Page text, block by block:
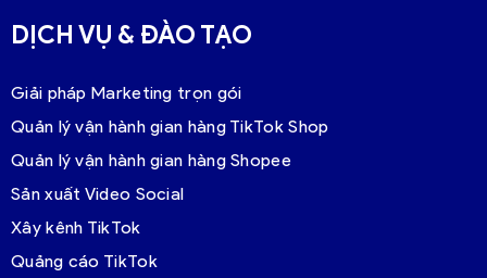
DỊCH VỤ & ĐÀO TẠO
Giải pháp Marketing trọn gói
Quản lý vận hành gian hàng TikTok Shop
Quản lý vận hành gian hàng Shopee
Sản xuất Video Social
Xây kênh TikTok
Quảng cáo TikTok